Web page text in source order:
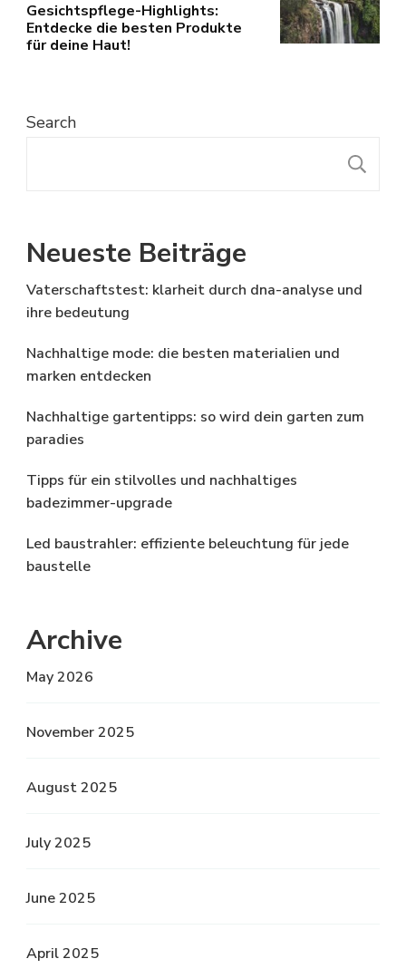
Gesichtspflege-Highlights:
Entdecke die besten Produkte
für deine Haut!
Search
Neueste Beiträge
Vaterschaftstest: klarheit durch dna-analyse und
ihre bedeutung
Nachhaltige mode: die besten materialien und
marken entdecken
Nachhaltige gartentipps: so wird dein garten zum
paradies
Tipps für ein stilvolles und nachhaltiges
badezimmer-upgrade
Led baustrahler: effiziente beleuchtung für jede
baustelle
Archive
May 2026
November 2025
August 2025
July 2025
June 2025
April 2025